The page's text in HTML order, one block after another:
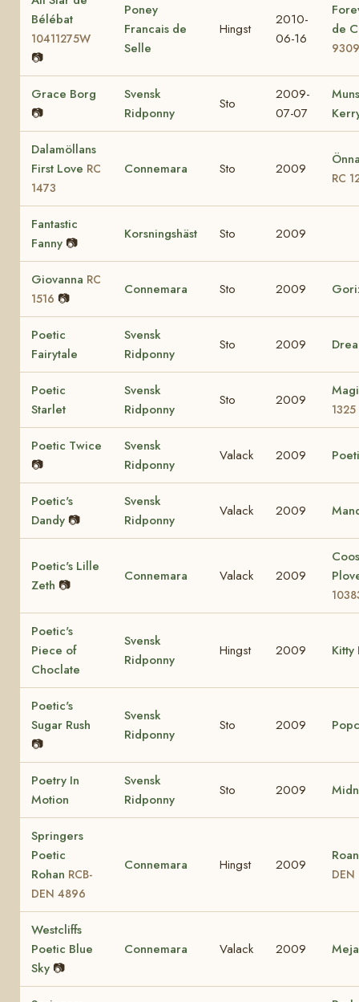
Bélébat
10411275W
📷
Poney
Francais de
Selle
Hingst
2010-
06-16
de
Grace Borg
📷
Svensk
Ridponny
Sto
2009-
07-07
Dalamöllans
First Love RC
1473
Connemara Sto 2009
RC
Fantastic
Fanny 📷
Korsningshäst Sto 2009
Giovanna RC
1516 📷
Connemara Sto 2009
Poetic
Fairytale
Svensk
Ridponny
Sto 2009
Poetic
Starlet
Svensk
Ridponny
Sto 2009
1325
Poetic Twice
📷
Svensk
Ridponny
Valack 2009
Poetic's
Dandy 📷
Svensk
Ridponny
Valack 2009
Poetic's Lille
Zeth 📷
Connemara Valack 2009
Poetic's
Piece of
Choclate
Svensk
Ridponny
Hingst 2009 Kitty
Poetic's
Sugar Rush
📷
Svensk
Ridponny
Sto 2009
Poetry In
Motion
Svensk
Ridponny
Sto 2009
Springers
Poetic
Rohan RCB-
DEN 4896
Connemara Hingst 2009
Westcliffs
Poetic Blue
Sky 📷
Connemara Valack 2009